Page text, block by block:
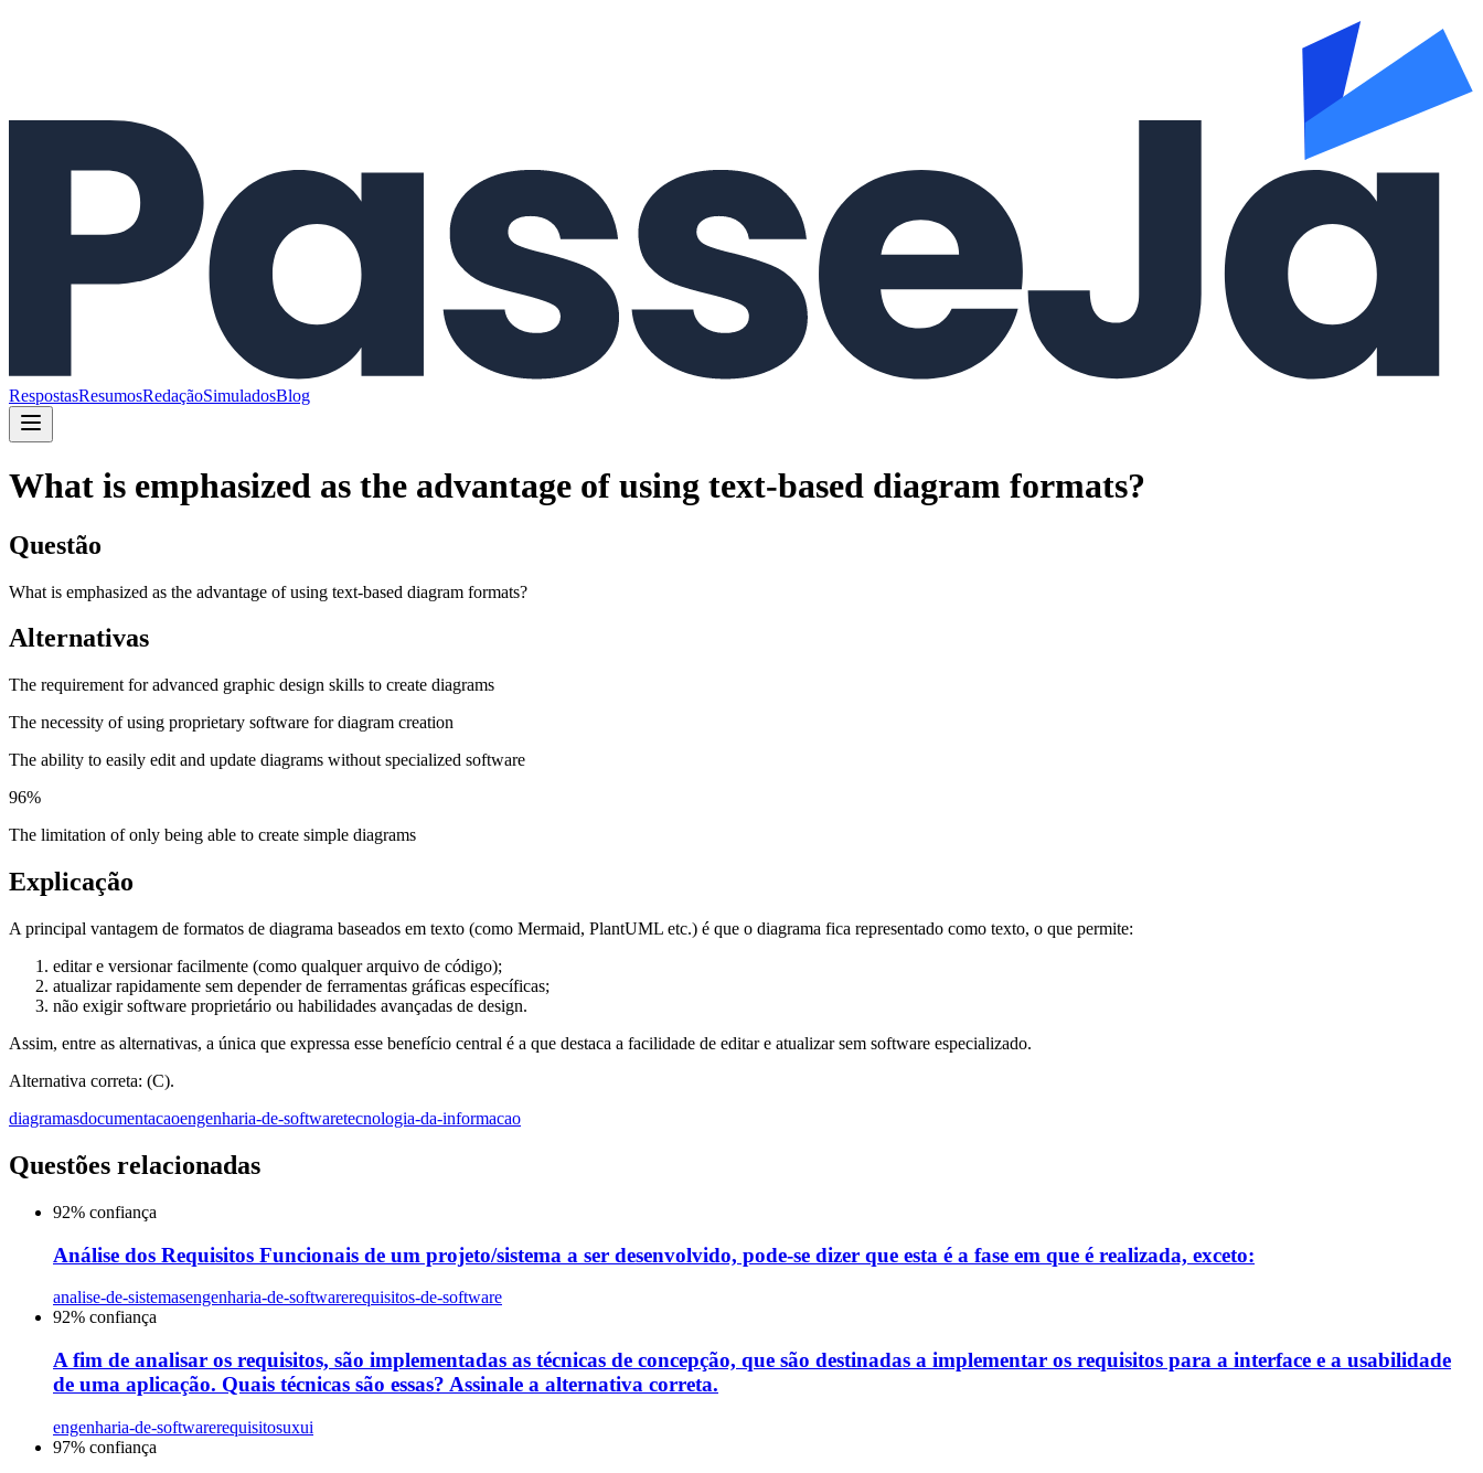
RespostasResumosRedaçãoSimuladosBlog
What is emphasized as the advantage of using text-based diagram formats?
Questão
What is emphasized as the advantage of using text-based diagram formats?
Alternativas
The requirement for advanced graphic design skills to create diagrams
The necessity of using proprietary software for diagram creation
The ability to easily edit and update diagrams without specialized software
96%
The limitation of only being able to create simple diagrams
Explicação
A principal vantagem de formatos de diagrama baseados em texto (como Mermaid, PlantUML etc.) é que o diagrama fica representado como texto, o que permite:
editar e versionar facilmente (como qualquer arquivo de código);
atualizar rapidamente sem depender de ferramentas gráficas específicas;
não exigir software proprietário ou habilidades avançadas de design.
Assim, entre as alternativas, a única que expressa esse benefício central é a que destaca a facilidade de editar e atualizar sem software especializado.
Alternativa correta: (C).
diagramasdocumentacaoengenharia-de-softwaretecnologia-da-informacao
Questões relacionadas
92% confiança
Análise dos Requisitos Funcionais de um projeto/sistema a ser desenvolvido, pode-se dizer que esta é a fase em que é realizada, exceto:
analise-de-sistemasengenharia-de-softwarerequisitos-de-software
92% confiança
A fim de analisar os requisitos, são implementadas as técnicas de concepção, que são destinadas a implementar os requisitos para a interface e a usabilidade
de uma aplicação. Quais técnicas são essas? Assinale a alternativa correta.
engenharia-de-softwarerequisitosuxui
97% confiança